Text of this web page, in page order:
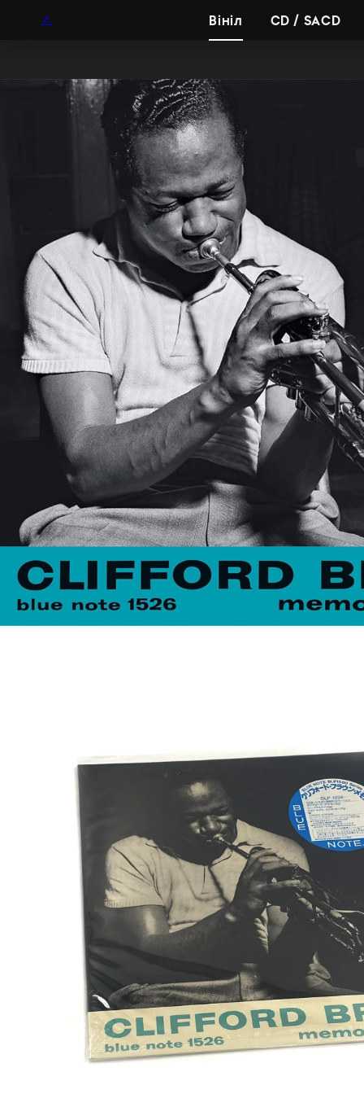
Вініл CD / SACD